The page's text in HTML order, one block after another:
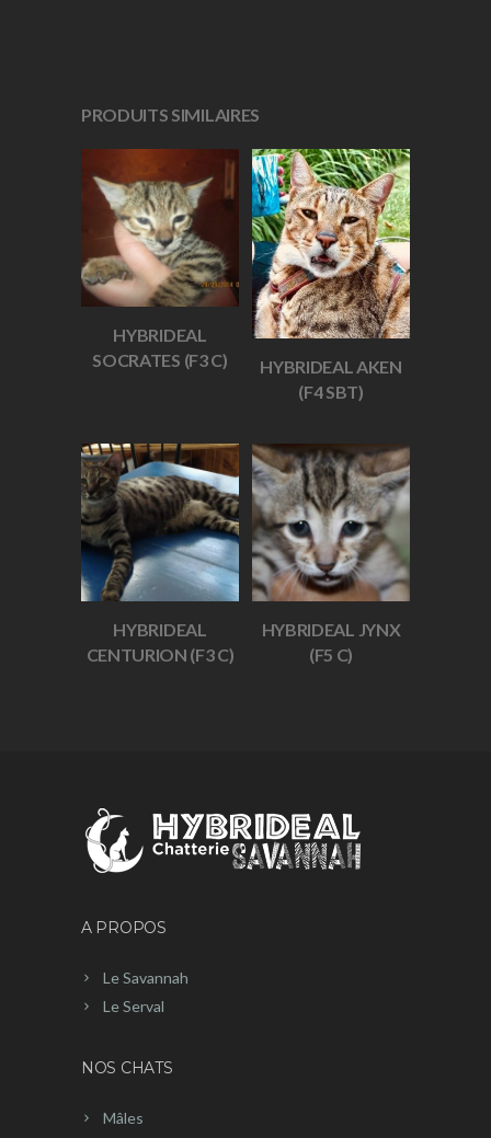
PRODUITS SIMILAIRES
HYBRIDEAL
SOCRATES (F3 C)
HYBRIDEAL AKEN
(F4 SBT)
HYBRIDEAL
CENTURION (F3 C)
HYBRIDEAL JYNX
(F5 C)
A PROPOS
Le Savannah
Le Serval
NOS CHATS
Mâles